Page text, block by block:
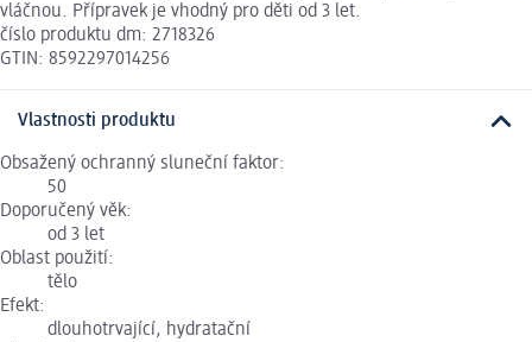
vláčnou. Přípravek je vhodný pro děti od 3 let.
číslo produktu dm: 2718326
GTIN: 8592297014256
Vlastnosti produktu
Obsažený ochranný sluneční faktor:
50
Doporučený věk:
od 3 let
Oblast použití:
tělo
Efekt:
dlouhotrvající, hydratační